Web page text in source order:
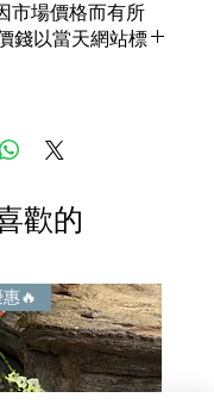
寶丶玉鐲丶擺件皆 奉
]
！冇包金！冇假金！
一毫全部都是珠寶本
！無買手費！真真正
市場價格而有所
錢以當天網站標
歡的
🔥